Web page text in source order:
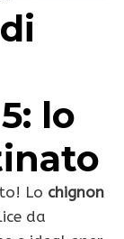
lo
Lo chignon
da